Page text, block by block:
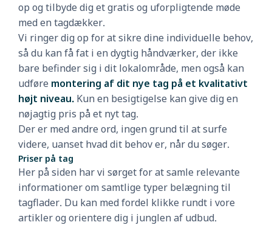
op og tilbyde dig et gratis og uforpligtende møde
med en tagdækker.
Vi ringer dig op for at sikre dine individuelle behov,
så du kan få fat i en dygtig håndværker, der ikke
bare befinder sig i dit lokalområde, men også kan
udføre montering af dit nye tag på et kvalitativt
højt niveau. Kun en besigtigelse kan give dig en
nøjagtig pris på et nyt tag.
Der er med andre ord, ingen grund til at surfe
videre, uanset hvad dit behov er, når du søger.
Priser på tag
Her på siden har vi sørget for at samle relevante
informationer om samtlige typer belægning til
tagflader. Du kan med fordel klikke rundt i vore
artikler og orientere dig i junglen af udbud.